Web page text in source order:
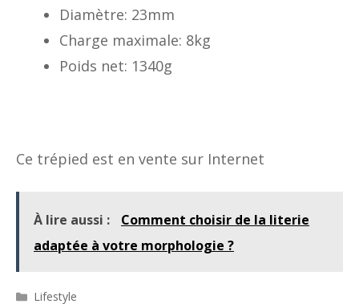
Diamètre: 23mm
Charge maximale: 8kg
Poids net: 1340g
Ce trépied est en vente sur Internet
À lire aussi :
Comment choisir de la literie
adaptée à votre morphologie ?
Catégories
Lifestyle